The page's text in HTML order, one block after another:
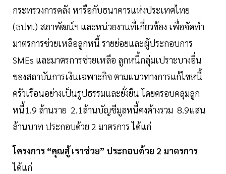
กระทรวงการคลัง หารือกับธนาคารแห่งประเทศไทย
(ธปท.) สภาพัฒน์ฯ และหน่วยงานที่เกี่ยวข้อง เพื่อจัดทำ
มาตรการช่วยเหลือลูกหนี้ รายย่อยและผู้ประกอบการ
SMEs และมาตรการช่วยเหลือ ลูกหนี้กลุ่มเปราะบางอื่น
ของสถาบันการเงินเฉพาะกิจ ตามแนวทางการแก้ไขหนี้
ครัวเรือนอย่างเป็นรูปธรรมและยั่งยืน โดยครอบคลุมลูก
หนี้1.9 ล้านราย 2.1ล้านบัญชีมูลหนี้คงค้างรวม 8.9แสน
ล้านบาท ประกอบด้วย 2 มาตรการ ได้แก่
โครงการ “คุณสู้ เราช่วย” ประกอบด้วย 2 มาตรการ
ได้แก่